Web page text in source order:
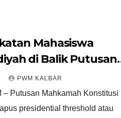
Mahasiswa
di Balik Putusan
Ambang Batas
Presiden
PWM KALBAR
– Putusan Mahkamah Konstitusi
presidential threshold atau